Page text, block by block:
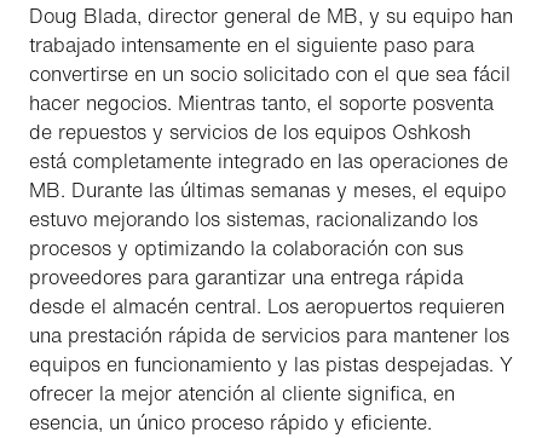
Doug Blada, director general de MB, y su equipo han
trabajado intensamente en el siguiente paso para
convertirse en un socio solicitado con el que sea fácil
hacer negocios. Mientras tanto, el soporte posventa
de repuestos y servicios de los equipos Oshkosh
está completamente integrado en las operaciones de
MB. Durante las últimas semanas y meses, el equipo
estuvo mejorando los sistemas, racionalizando los
procesos y optimizando la colaboración con sus
proveedores para garantizar una entrega rápida
desde el almacén central. Los aeropuertos requieren
una prestación rápida de servicios para mantener los
equipos en funcionamiento y las pistas despejadas. Y
ofrecer la mejor atención al cliente significa, en
esencia, un único proceso rápido y eficiente.